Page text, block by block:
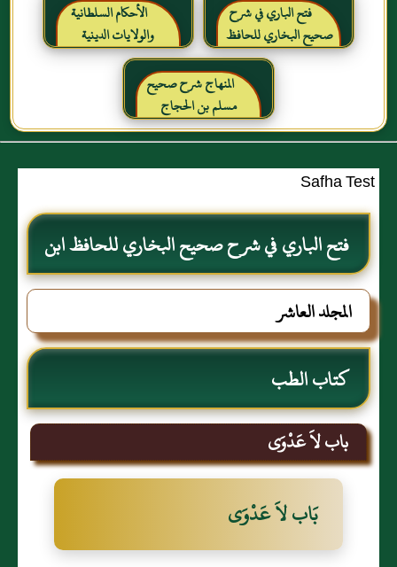
فتح الباري في شرح
صحيح البخاري للحافظ
ابن حجر العسقلاني
الأحكام السلطانية
والولايات الدينية
المنهاج شرح صحيح
مسلم بن الحجاج
Safha Test
فتح الباري في شرح صحيح البخاري للحافظ ابن
حجر العسقلاني
المجلد العاشر
كتاب الطب
باب لاَ عَدْوَى
بَاب لاَ عَدْوَى